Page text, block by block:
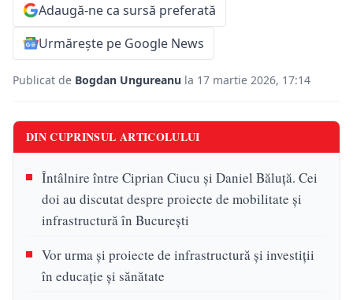
Adaugă-ne ca sursă preferată
Urmărește pe Google News
Publicat de Bogdan Ungureanu la 17 martie 2026, 17:14
DIN CUPRINSUL ARTICOLULUI
Întâlnire între Ciprian Ciucu și Daniel Băluță. Cei
doi au discutat despre proiecte de mobilitate și
infrastructură în București
Vor urma și proiecte de infrastructură și investiții
în educație și sănătate